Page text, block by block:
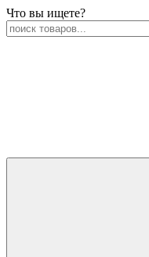
Что вы ищете?